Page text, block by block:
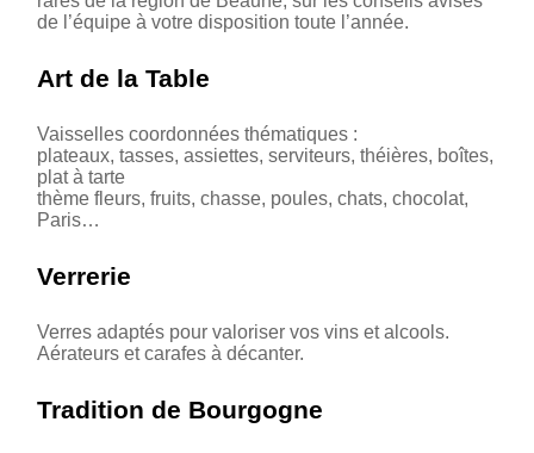
de l’équipe à votre disposition toute l’année.
Art de la Table
Vaisselles coordonnées thématiques :
plateaux, tasses, assiettes, serviteurs, théières, boîtes,
plat à tarte
thème fleurs, fruits, chasse, poules, chats, chocolat,
Paris…
Verrerie
Verres adaptés pour valoriser vos vins et alcools.
Aérateurs et carafes à décanter.
Tradition de Bourgogne